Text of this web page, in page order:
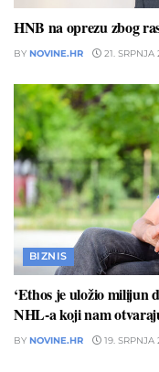
HNB na oprezu zbog
BY NOVINE.HR 21. SRPNJA
BIZNIS
‘Ethos je uložio milijun
NHL-a koji nam
BY NOVINE.HR 19. SRPNJA